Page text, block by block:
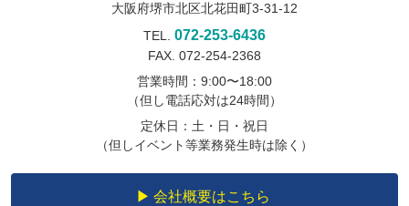
大阪府堺市北区北花田町3-31-12
TEL. 072-253-6436
FAX. 072-254-2368
営業時間：9:00〜18:00
（但し電話応対は24時間）
定休日：土・日・祝日
（但しイベント等業務発生時は除く）
会社概要はこちら